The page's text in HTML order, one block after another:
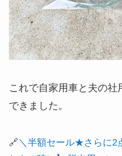
これで自家用車と夫の社
できました。
🔗＼半額セール★さらに2